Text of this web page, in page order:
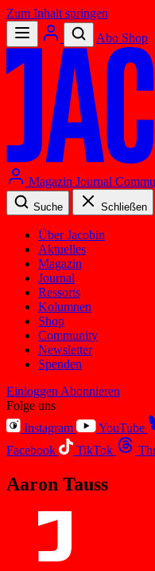
Zum Inhalt springen
Abo Shop
Magazin Journal
Suche Schließen
Über Jacobin
Aktuelles
Magazin
Journal
Ressorts
Kolumnen
Shop
Community
Newsletter
Spenden
Einloggen Abonnieren
Folge uns
Instagram
YouTube
Facebook
TikTok
Aaron Tauss